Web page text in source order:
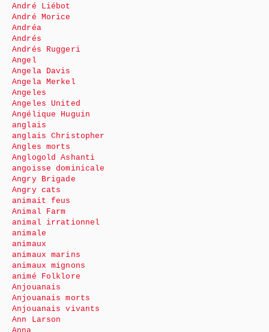
André Liébot
André Morice
Andréa
Andrés
Andrés Ruggeri
Angel
Angela Davis
Angela Merkel
Angeles
Angeles United
Angélique Huguin
anglais
anglais Christopher
Angles morts
Anglogold Ashanti
angoisse dominicale
Angry Brigade
Angry cats
animait feus
Animal Farm
animal irrationnel
animale
animaux
animaux marins
animaux mignons
animé Folklore
Anjouanais
Anjouanais morts
Anjouanais vivants
Ann Larson